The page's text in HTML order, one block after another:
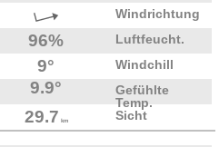
Windrichtung
96% Luftfeucht.
9° Windchill
9.9°
Gefühlte
Temp.
29.7 km Sicht